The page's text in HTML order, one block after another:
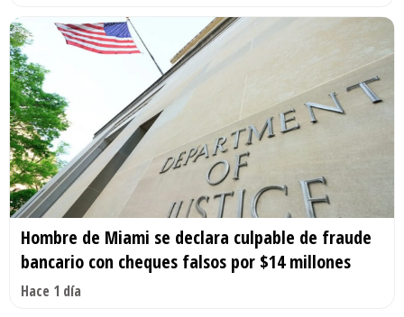
Hombre de Miami se declara culpable de fraude
bancario con cheques falsos por $14 millones
Hace 1 día